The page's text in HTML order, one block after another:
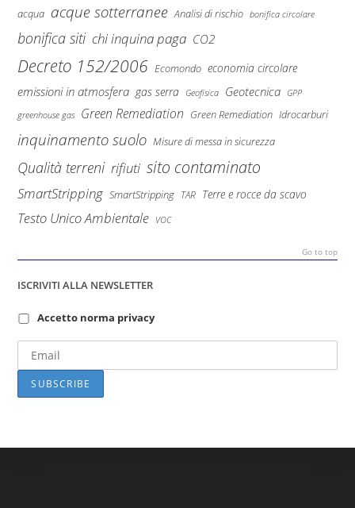
acqua acque sotterranee Analisi di rischio bonifica circolare
bonifica siti chi inquina paga CO2
Decreto 152/2006 Ecomondo economia circolare
emissioni in atmosfera gas serra Geofisica Geotecnica GPP
greenhouse gas Green Remediation Green Remediation Idrocarburi
inquinamento suolo Misure di messa in sicurezza
Qualità terreni rifiuti sito contaminato
SmartStripping SmartStripping TAR Terre e rocce da scavo
Testo Unico Ambientale VOC
Go to top
ISCRIVITI ALLA NEWSLETTER
Accetto norma privacy